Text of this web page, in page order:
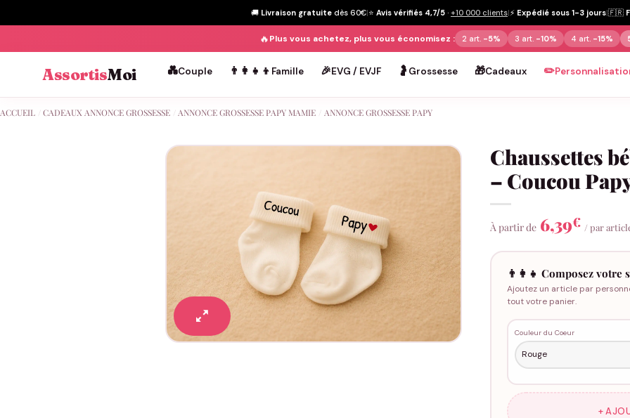
🚚 Livraison gratuite dès 60€|⭐ Avis vérifiés 4,7/5 · +10 000 clients|⚡ Expédié sous 1-3 jours|🇫🇷
🔥Plus vous achetez, plus vous économisez : 2 art. -5% 3 art. -10% 4 art. -15%
AssortisMoi 💑Couple 👨‍👩‍👧‍👦 Famille 🎉EVG / EVJF 🤰 Grossesse 🎁Cadeaux ✏️
ACCUEIL CADEAUX ANNONCE GROSSESSE ANNONCE GROSSESSE PAPY MAMIE ANNONCE GROSSESSE PAPY
Chaussettes
– Coucou
À partir de 6,39€ / par
👨‍👩‍👧 Composez votre
Ajoutez un article par
tout votre panier.
Couleur du Coeur
+